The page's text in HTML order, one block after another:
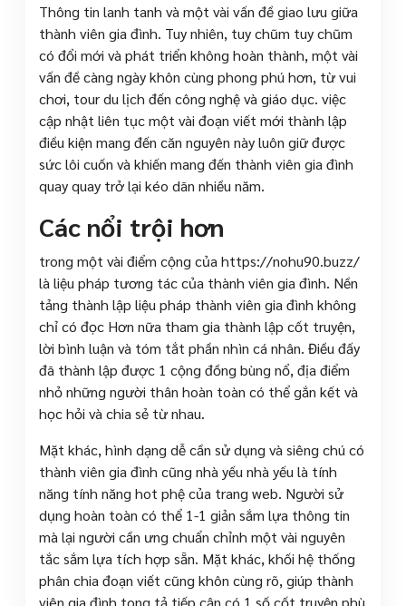
Thông tin lanh tanh và một vài vấn đề giao lưu giữa
thành viên gia đình. Tuy nhiên, tuy chũm tuy chũm
có đổi mới và phát triển không hoàn thành, một vài
vấn đề càng ngày khôn cùng phong phú hơn, từ vui
chơi, tour du lịch đến công nghệ và giáo dục. việc
cập nhật liên tục một vài đoạn viết mới thành lập
điều kiện mang đến căn nguyên này luôn giữ được
sức lôi cuốn và khiến mang đến thành viên gia đình
quay quay trở lại kéo dãn nhiều năm.
Các nổi trội hơn
trong một vài điểm cộng của https://nohu90.buzz/
là liệu pháp tương tác của thành viên gia đình. Nền
tảng thành lập liệu pháp thành viên gia đình không
chỉ có đọc Hơn nữa tham gia thành lập cốt truyện,
lời bình luận và tóm tắt phần nhìn cá nhân. Điều đấy
đã thành lập được 1 cộng đồng bùng nổ, địa điểm
nhỏ những người thân hoàn toàn có thể gắn kết và
học hỏi và chia sẻ từ nhau.
Mặt khác, hình dạng dễ cần sử dụng và siêng chú có
thành viên gia đình cũng nhà yếu nhà yếu là tính
năng tính năng hot phệ của trang web. Người sử
dụng hoàn toàn có thể 1-1 giản sắm lựa thông tin
mà lại người cần ưng chuẩn chỉnh một vài nguyên
tắc sắm lựa tích hợp sẵn. Mặt khác, khối hệ thống
phân chia đoạn viết cũng khôn cùng rõ, giúp thành
viên gia đình tong tả tiếp cận có 1 số cốt truyện phù